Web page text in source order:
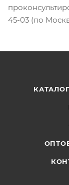
45-03 (по
КАТАЛОГ